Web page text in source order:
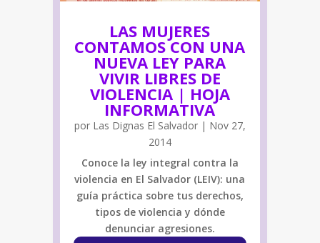
LAS MUJERES
CONTAMOS CON UNA
NUEVA LEY PARA
VIVIR LIBRES DE
VIOLENCIA | HOJA
INFORMATIVA
por Las Dignas El Salvador| Nov 27,
2014
Conoce la ley integral contra la
violencia en El Salvador (LEIV): una
guía práctica sobre tus derechos,
tipos de violencia y dónde
denunciar agresiones.